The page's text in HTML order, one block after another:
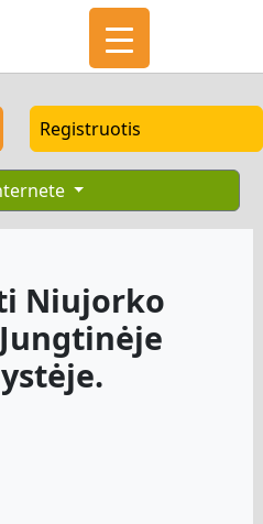
Registruotis
Niujorko